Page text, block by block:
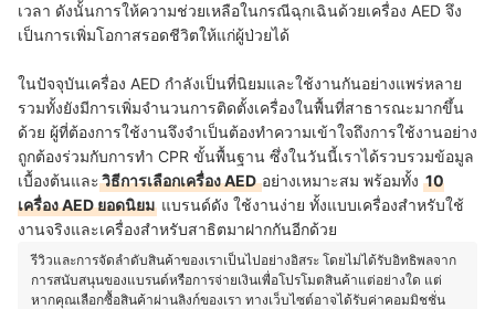
เวลา ดังนั้นการให้ความช่วยเหลือในกรณีฉุกเฉินด้วยเครื่อง AED จึง
เป็นการเพิ่มโอกาสรอดชีวิตให้แก่ผู้ป่วยได้
ในปัจจุบันเครื่อง AED กำลังเป็นที่นิยมและใช้งานกันอย่างแพร่หลาย
รวมทั้งยังมีการเพิ่มจำนวนการติดตั้งเครื่องในพื้นที่สาธารณะมากขึ้น
ด้วย ผู้ที่ต้องการใช้งานจึงจำเป็นต้องทำความเข้าใจถึงการใช้งานอย่าง
ถูกต้องร่วมกับการทำ CPR ขั้นพื้นฐาน ซึ่งในวันนี้เราได้รวบรวมข้อมูล
เบื้องต้นและวิธีการเลือกเครื่อง AEDอย่างเหมาะสม พร้อมทั้ง 10
เครื่อง AED ยอดนิยม แบรนด์ดัง ใช้งานง่าย ทั้งแบบเครื่องสำหรับใช้
งานจริงและเครื่องสำหรับสาธิตมาฝากกันอีกด้วย
รีวิวและการจัดลำดับสินค้าของเราเป็นไปอย่างอิสระ โดยไม่ได้รับอิทธิพลจาก
การสนับสนุนของแบรนด์หรือการจ่ายเงินเพื่อโปรโมตสินค้าแต่อย่างใด แต่
หากคุณเลือกซื้อสินค้าผ่านลิงก์ของเรา ทางเว็บไซต์อาจได้รับค่าคอมมิชชั่น